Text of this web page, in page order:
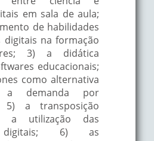
em sala de aula;
de habilidades
digitais na formação
3) a didática
educacionais;
como alternativa
demanda por
5) a transposição
a utilização das
digitais; 6) as